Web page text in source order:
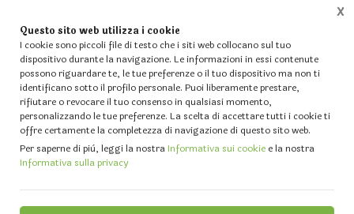
Questo sito web utilizza i cookie
I cookie sono piccoli file di testo che i siti web collocano sul tuo
dispositivo durante la navigazione. Le informazioni in essi contenute
possono riguardare te, le tue preferenze o il tuo dispositivo ma non ti
identificano sotto il profilo personale. Puoi liberamente prestare,
rifiutare o revocare il tuo consenso in qualsiasi momento,
personalizzando le tue preferenze. La scelta di accettare tutti i cookie ti
offre certamente la completezza di navigazione di questo sito web.
Per saperne di più, leggi la nostraInformativa sui cookie e la nostra
Informativa sulla privacy
X
Home Vetrina PASQUA 2026 - Pulcini. Decori , Cesti, Paglietta e Confezionamento
Cane pechinese beige H 28 x 30 -
Sconti per Fioristi e Aziende